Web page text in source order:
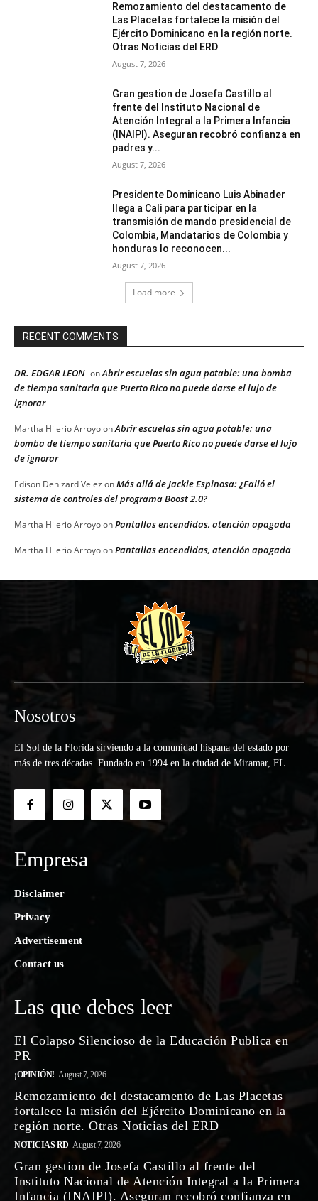
Remozamiento del destacamento de
Las Placetas fortalece la misión del
Ejército Dominicano en la región norte.
Otras Noticias del ERD
August 7, 2026
Gran gestion de Josefa Castillo al
frente del Instituto Nacional de
Atención Integral a la Primera Infancia
(INAIPI). Aseguran recobró confianza en
padres y...
August 7, 2026
Presidente Dominicano Luis Abinader
llega a Cali para participar en la
transmisión de mando presidencial de
Colombia, Mandatarios de Colombia y
honduras lo reconocen...
August 7, 2026
Load more
RECENT COMMENTS
DR. EDGAR LEON onAbrir escuelas sin agua potable: una bomba
de tiempo sanitaria que Puerto Rico no puede darse el lujo de
ignorar
Martha Hilerio ArroyoonAbrir escuelas sin agua potable: una
bomba de tiempo sanitaria que Puerto Rico no puede darse el lujo
de ignorar
Edison Denizard Velez onMás allá de Jackie Espinosa: ¿Falló el
sistema de controles del programa Boost 2.0?
Martha Hilerio ArroyoonPantallas encendidas, atención apagada
Martha Hilerio ArroyoonPantallas encendidas, atención apagada
Nosotros
El Sol de la Florida sirviendo a la comunidad hispana del estado por
más de tres décadas. Fundado en 1994 en la ciudad de Miramar, FL.
Empresa
Disclaimer
Privacy
Advertisement
Contact us
Las que debes leer
El Colapso Silencioso de la Educación Publica en
PR
¡OPINIÓN! August 7, 2026
Remozamiento del destacamento de Las Placetas
fortalece la misión del Ejército Dominicano en la
región norte. Otras Noticias del ERD
NOTICIAS RD August 7, 2026
Gran gestion de Josefa Castillo al frente del
Instituto Nacional de Atención Integral a la Primera
Infancia (INAIPI). Aseguran recobró confianza en